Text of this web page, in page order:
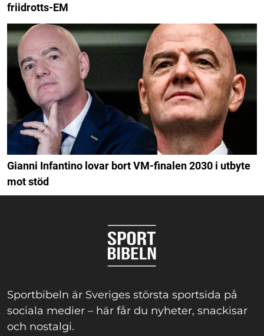
friidrotts-EM
Gianni Infantino lovar bort VM-finalen 2030 i utbyte
mot stöd
Sportbibeln är Sveriges största sportsida på
sociala medier – här får du nyheter, snackisar
och nostalgi.